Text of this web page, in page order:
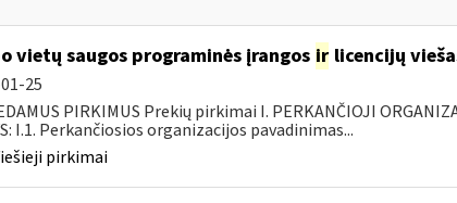
vietų saugos programinės įrangos irlicencijų
25
PIRKIMUS Prekių pirkimai I. PERKANČIOJI
I.1. Perkančiosios organizacijos pavadinimas...
pirkimai